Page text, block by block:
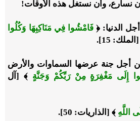
نسارع، وأن نستغل هذه الأوقات!
الدنيا: ﴿فَامْشُوا فِي مَنَاكِبِهَا وَكُلُوا
15].
أجل جنة عرضها السماوات والأرض
إِلَى مَغْفِرَةٍ مِنْ رَبِّكُمْ وَجَنَّةٍ ﴾ [آل
اللَّهِ ﴾ [الذاريات: 50].